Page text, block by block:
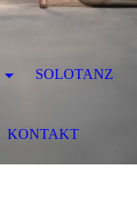
SOLOTANZ
KONTAKT